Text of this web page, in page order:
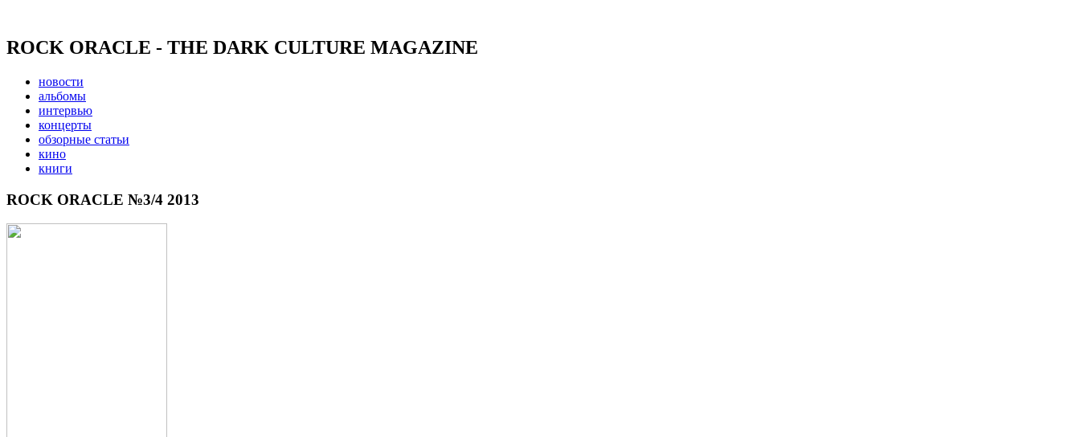
ROCK ORACLE - THE DARK CULTURE MAGAZINE
новости
альбомы
интервью
концерты
обзорные статьи
кино
книги
ROCK ORACLE №3/4 2013